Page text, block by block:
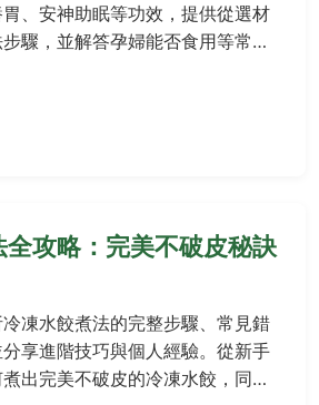
、安神助眠等功效，提供從選材
驟，並解答孕婦能否食用等常見
鬆煮出健康湯品。
攻略：完美不破皮秘訣
凍水餃煮法的完整步驟、常見錯
享進階技巧與個人經驗。從新手
出完美不破皮的冷凍水餃，同時